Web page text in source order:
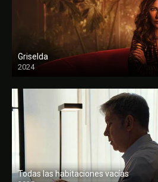
Griselda
2024
Todas las habitaciones vacías